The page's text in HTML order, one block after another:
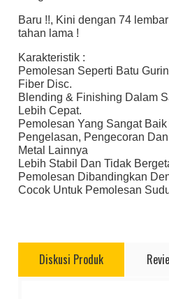
Baru !!, Kini dengan 74
tahan lama !
Karakteristik :
Pemolesan Seperti Batu
Fiber Disc.
Blending & Finishing Dalam
Lebih Cepat.
Pemolesan Yang Sangat
Pengelasan, Pengecoran
Metal Lainnya
Lebih Stabil Dan Tidak
Pemolesan Dibandingkan
Cocok Untuk Pemolesan
Diskusi Produk